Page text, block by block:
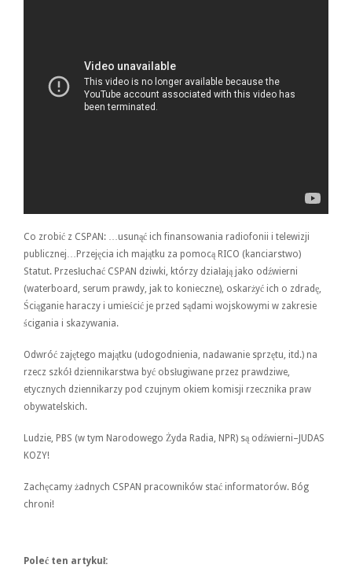
Co zrobić z CSPAN: …usunąć ich finansowania radiofonii i telewizji
publicznej…Przejęcia ich majątku za pomocą RICO (kanciarstwo)
Statut. Przesłuchać CSPAN dziwki, którzy działają jako odźwierni
(waterboard, serum prawdy, jak to konieczne), oskarżyć ich o zdradę,
Ściąganie haraczy i umieścić je przed sądami wojskowymi w zakresie
ścigania i skazywania.
Odwróć zajętego majątku (udogodnienia, nadawanie sprzętu, itd.) na
rzecz szkół dziennikarstwa być obsługiwane przez prawdziwe,
etycznych dziennikarzy pod czujnym okiem komisji rzecznika praw
obywatelskich.
Ludzie, PBS (w tym Narodowego Żyda Radia, NPR) są odźwierni–JUDAS
KOZY!
Zachęcamy żadnych CSPAN pracowników stać informatorów. Bóg
chroni!
Poleć ten artykuł: